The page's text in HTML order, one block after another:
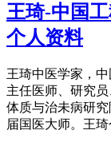
王琦-中国
个人资料
王琦中医学家，
主任医师、研究
体质与治未病研
届国医大师。王